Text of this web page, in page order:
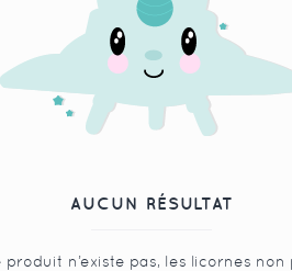
AUCUN RÉSULTAT
produit n’existe pas, les licornes non